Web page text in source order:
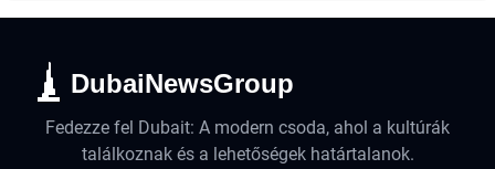
DubaiNewsGroup
Fedezze fel Dubait: A modern csoda, ahol a kultúrák
találkoznak és a lehetőségek határtalanok.